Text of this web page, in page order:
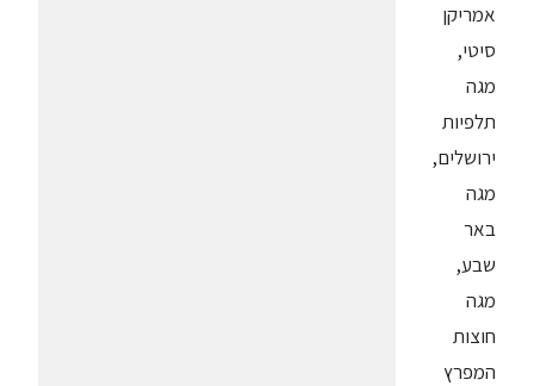
אמריקן
סיטי,
מגה
תלפיות
ירושלים,
מגה
באר
שבע,
מגה
חוצות
המפרץ